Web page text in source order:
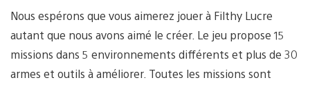
Nous espérons que vous aimerez jouer à Filthy Lucre
autant que nous avons aimé le créer. Le jeu propose 15
missions dans 5 environnements différents et plus de 30
armes et outils à améliorer. Toutes les missions sont